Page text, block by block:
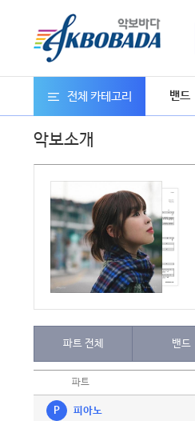
전체 카테고리 밴드
악보소개
파트 전체 밴드
파트
P 피아노